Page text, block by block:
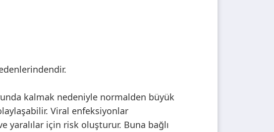
kalmak nedeniyle normalden büyük
Viral enfeksiyonlar
yaralılar için risk oluşturur. Buna bağlı